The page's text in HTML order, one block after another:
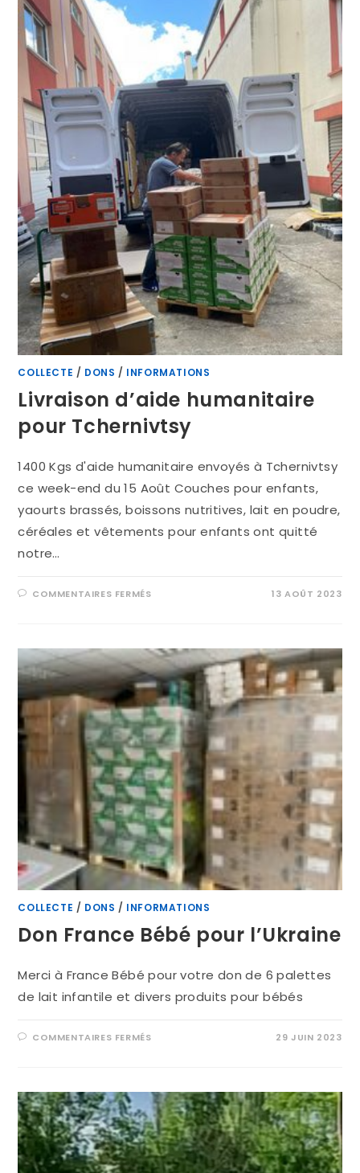
COLLECTE / DONS / INFORMATIONS
Livraison d’aide humanitaire
pour Tchernivtsy
1400 Kgs d'aide humanitaire envoyés à Tchernivtsy
ce week-end du 15 Août Couches pour enfants,
yaourts brassés, boissons nutritives, lait en poudre,
céréales et vêtements pour enfants ont quitté
notre…
COMMENTAIRES FERMÉS 13 AOÛT 2023
COLLECTE / DONS / INFORMATIONS
Don France Bébé pour l’Ukraine
Merci à France Bébé pour votre don de 6 palettes
de lait infantile et divers produits pour bébés
COMMENTAIRES FERMÉS 29 JUIN 2023